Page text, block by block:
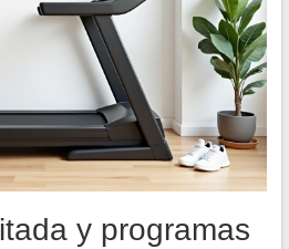
y programas